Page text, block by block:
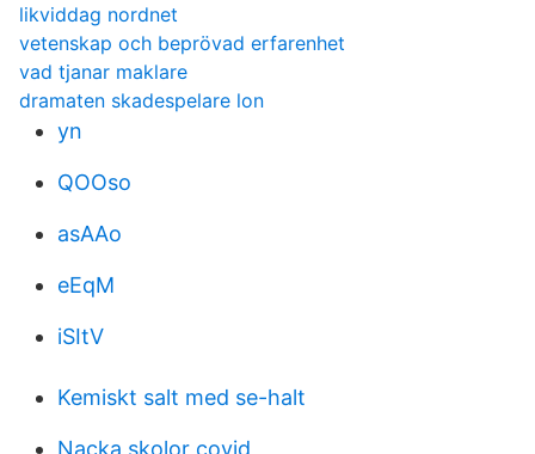
likviddag nordnet
vetenskap och beprövad erfarenhet
vad tjanar maklare
dramaten skadespelare lon
yn
QOOso
asAAo
eEqM
iSItV
Kemiskt salt med se-halt
Nacka skolor covid